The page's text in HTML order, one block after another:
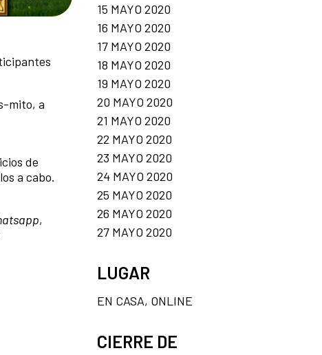
mito, a
de
a cabo.
,
15 MAYO 2020
16 MAYO 2020
17 MAYO 2020
18 MAYO 2020
19 MAYO 2020
20 MAYO 2020
21 MAYO 2020
22 MAYO 2020
23 MAYO 2020
24 MAYO 2020
25 MAYO 2020
26 MAYO 2020
27 MAYO 2020
LUGAR
EN CASA, ONLINE
CIERRE DE